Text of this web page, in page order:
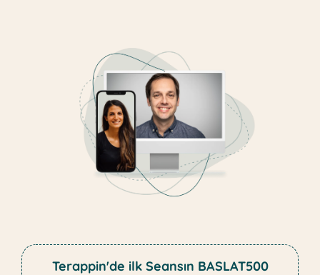
Terappin'de ilk Seansın BASLAT500